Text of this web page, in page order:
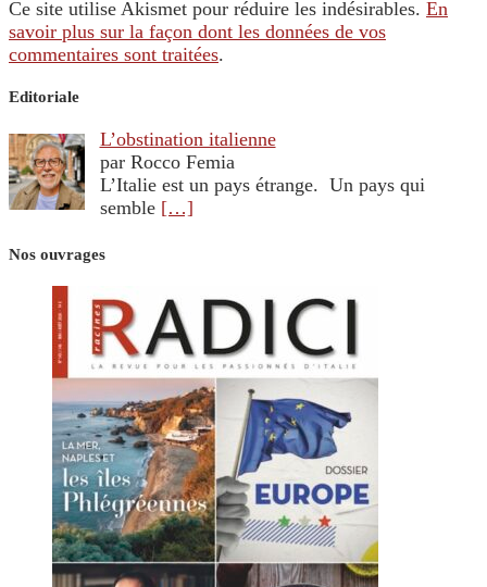
Ce site utilise Akismet pour réduire les indésirables. En
savoir plus sur la façon dont les données de vos
commentaires sont traitées.
Editoriale
L’obstination italienne
par Rocco Femia
L’Italie est un pays étrange. Un pays qui
semble […]
Nos ouvrages